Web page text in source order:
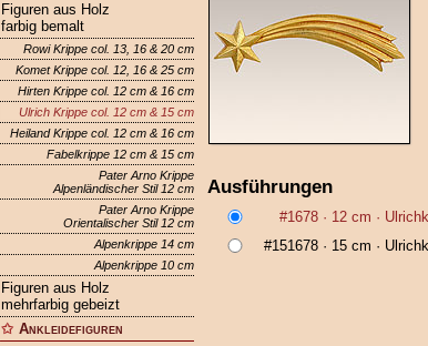
Figuren aus Holz
farbig bemalt
Rowi Krippe col. 13, 16 & 20 cm
Komet Krippe col. 12, 16 & 25 cm
Hirten Krippe col. 12 cm & 16 cm
Ulrich Krippe col. 12 cm & 15 cm
Heiland Krippe col. 12 cm & 16 cm
Fabelkrippe 12 cm & 15 cm
Pater Arno Krippe
Alpenländischer Stil 12 cm
Pater Arno Krippe
Orientalischer Stil 12 cm
Alpenkrippe 14 cm
Alpenkrippe 10 cm
Figuren aus Holz
mehrfarbig gebeizt
Ankleidefiguren
Ausführungen
#1678· 12 cm ·
#151678· 15 cm ·